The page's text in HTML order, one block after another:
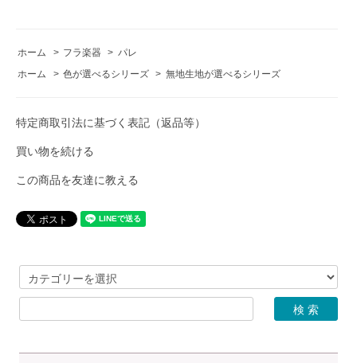
ホーム > フラ楽器 > パレ
ホーム
> 色が選べるシリーズ > 無地生地が選べるシリーズ
特定商取引法に基づく表記（返品等）
買い物を続ける
この商品を友達に教える